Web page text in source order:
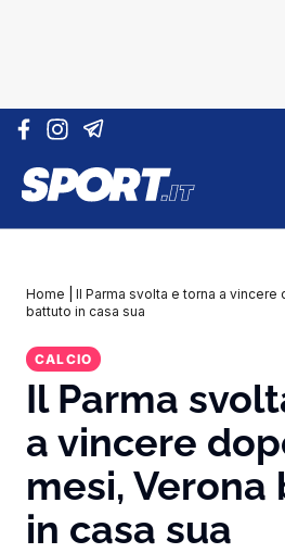
Vai al contenuto
Home
Il Parma svolta e torna a vincere
battuto in casa sua
CALCIO
Il Parma
a vincere
mesi,
in casa sua